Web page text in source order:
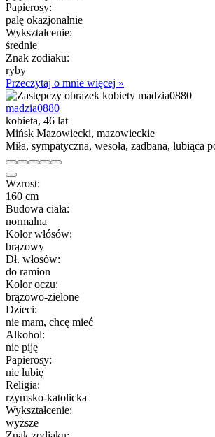
Papierosy:
palę okazjonalnie
Wykształcenie:
średnie
Znak zodiaku:
ryby
Przeczytaj o mnie więcej »
madzia0880
kobieta, 46 lat
Mińsk Mazowiecki, mazowieckie
Miła, sympatyczna, wesoła, zadbana, lubiąca
Wzrost:
160 cm
Budowa ciała:
normalna
Kolor włósów:
brązowy
Dł. włosów:
do ramion
Kolor oczu:
brązowo-zielone
Dzieci:
nie mam, chcę mieć
Alkohol:
nie piję
Papierosy:
nie lubię
Religia:
rzymsko-katolicka
Wykształcenie:
wyższe